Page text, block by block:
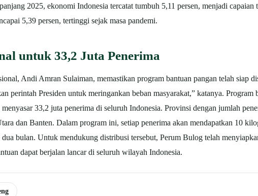
2025, ekonomi Indonesia tercatat tumbuh 5,11 persen, menjadi
5,39 persen, tertinggi sejak masa pandemi.
untuk 33,2 Juta Penerima
Andi Amran Sulaiman, memastikan program bantuan pangan telah siap
perintah Presiden untuk meringankan beban masyarakat,” katanya. Program
33,2 juta penerima di seluruh Indonesia. Provinsi dengan jumlah
dan Banten. Dalam program ini, setiap penerima akan mendapatkan 10
bulan. Untuk mendukung distribusi tersebut, Perum Bulog telah
dapat berjalan lancar di seluruh wilayah Indonesia.